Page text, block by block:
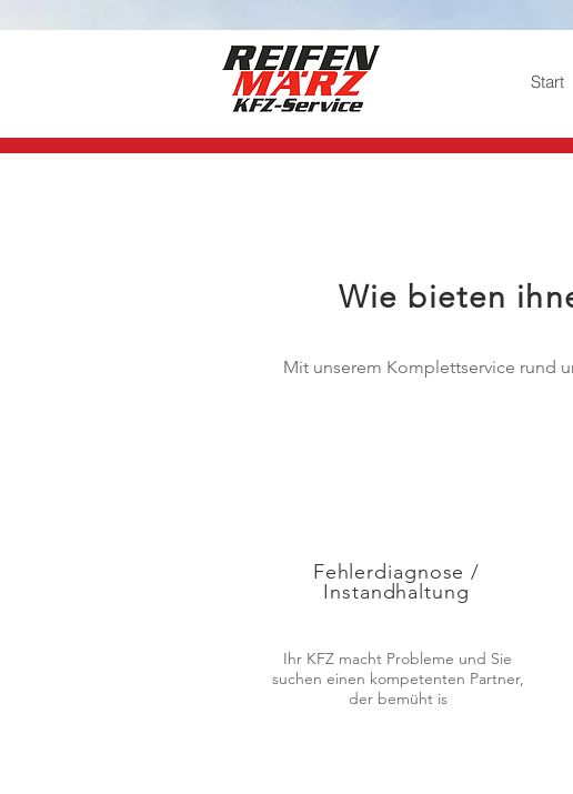
Start
Wie bieten
Mit unserem Komplettservice rund
Fehlerdiagnose /
Instandhaltung
Ihr KFZ macht Probleme und Sie
suchen einen kompetenten Partner,
der bemüht is